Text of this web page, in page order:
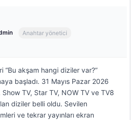
Anahtar yönetici
“Bu akşam hangi diziler var?”
başladı. 31 Mayıs Pazar 2026
Show TV, Star TV, NOW TV ve TV8
diziler belli oldu. Sevilen
ve tekrar yayınları ekran